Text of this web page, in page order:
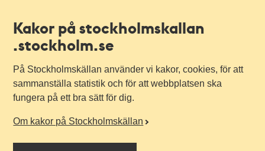
Kakor på stockholmskallan
.stockholm.se
På Stockholmskällan använder vi kakor, cookies, för att
sammanställa statistik och för att webbplatsen ska
fungera på ett bra sätt för dig.
Om kakor på Stockholmskällan